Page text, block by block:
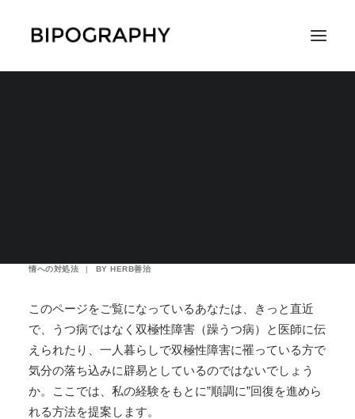
情への対処法
| BY HERB善治
このページをご覧になっているあなたは、きっと直近
で、うつ病ではなく双極性障害（躁うつ病）と医師に伝
えられたり、 一人暮らしで双極性障害に罹っている方で
気分の落ち込みに辟易としているのではないでしょう
か。ここでは、私の経験をもとに”順調に”回復を進めら
れる方法を提案します。